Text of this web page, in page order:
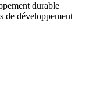
durable
de développement